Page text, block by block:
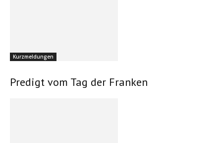
Kurzmeldungen
Predigt vom Tag der Franken